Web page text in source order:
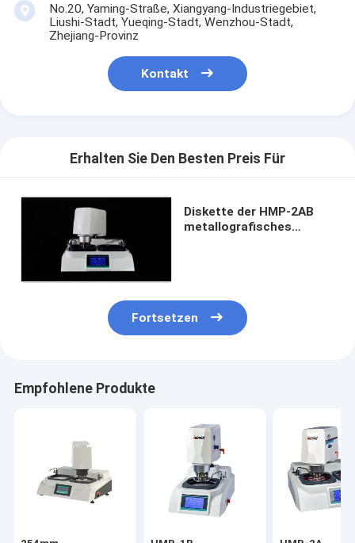
No.20, Yaming-Straße, Xiangyang-Industriegebiet,
Liushi-Stadt, Yueqing-Stadt, Wenzhou-Stadt,
Zhejiang-Provinz
Kontakt
Erhalten Sie Den Besten Preis Für
Diskette der HMP-2AB
metallografisches
Fortsetzen
Empfohlene Produkte